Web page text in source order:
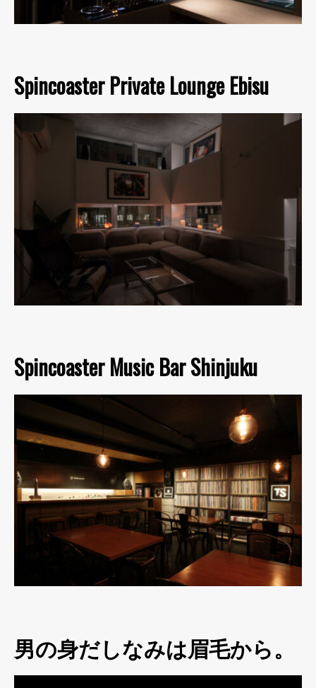
Spincoaster Private Lounge Ebisu
Spincoaster Music Bar Shinjuku
男の身だしなみは眉毛から。